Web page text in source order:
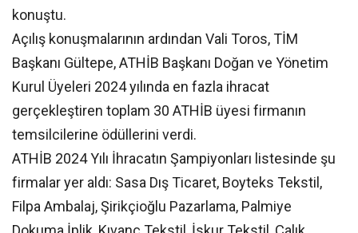
konuştu.
Açılış konuşmalarının ardından Vali Toros, TİM
Başkanı Gültepe, ATHİB Başkanı Doğan ve Yönetim
Kurul Üyeleri 2024 yılında en fazla ihracat
gerçekleştiren toplam 30 ATHİB üyesi firmanın
temsilcilerine ödüllerini verdi.
ATHİB 2024 Yılı İhracatın Şampiyonları listesinde şu
firmalar yer aldı: Sasa Dış Ticaret, Boyteks Tekstil,
Filpa Ambalaj, Şirikçioğlu Pazarlama, Palmiye